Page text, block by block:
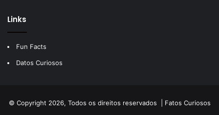
Links
Fun Facts
Datos Curiosos
© Copyright 2026, Todos os direitos reservados | Fatos Curiosos